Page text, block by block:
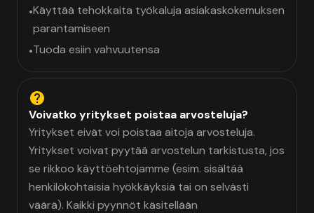
•Käyttää tehokkaita työkaluja asiakaskokemuksen
parantamiseen
•Tuoda esiin vahvuutensa
Voivatko yritykset poistaa arvosteluja?
Yritykset eivät voi poistaa aitoja arvosteluja.
Yritykset voivat pyytää arvostelun tarkistusta, jos
se rikkoo käyttöehtojamme (esim. sisältää
henkilökohtaisia hyökkäyksiä tai on selvästi
väärä). Kaikki pyynnöt käsitellään